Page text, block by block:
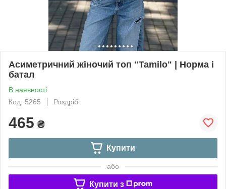
Асиметричний жіночий топ "Tamilo" | Норма і
батал
В наявності
Код: 5265
Роздріб
465 ₴
Купити
або
Купити з